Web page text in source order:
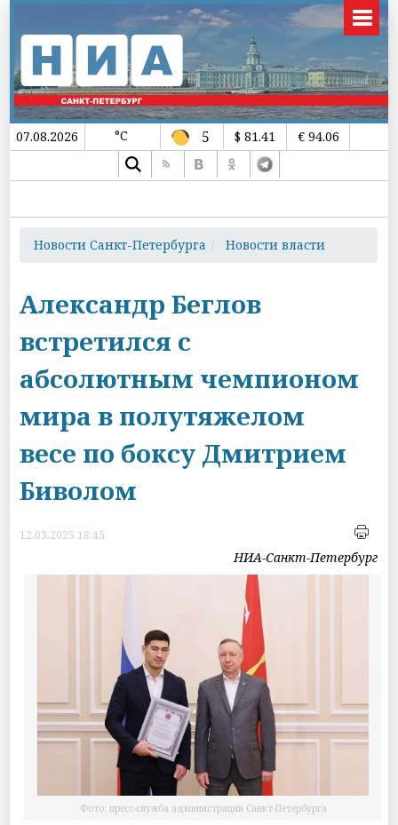
07.08.2026 °C 5 $ 81.41 € 94.06
Новости Санкт-Петербурга Новости власти
Александр Беглов
встретился с
абсолютным чемпионом
мира в полутяжелом
весе по боксу Дмитрием
Биволом
12.03.2025 18:45
НИА-Санкт-Петербург
Фото: пресс-служба администрации Санкт-Петербурга